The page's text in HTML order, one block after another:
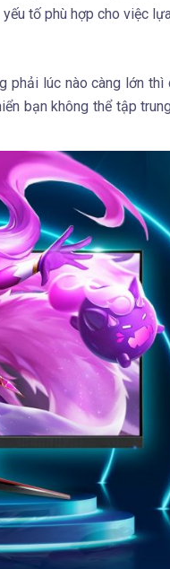
tố phù hợp cho việc
phải lúc nào càng lớn
bạn không thể tập